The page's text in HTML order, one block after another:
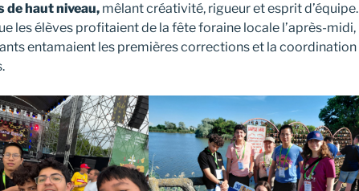
de haut niveau, mêlant créativité, rigueur et esprit d’équipe.
les élèves profitaient de la fête foraine locale l’après-midi,
entamaient les premières corrections et la coordination